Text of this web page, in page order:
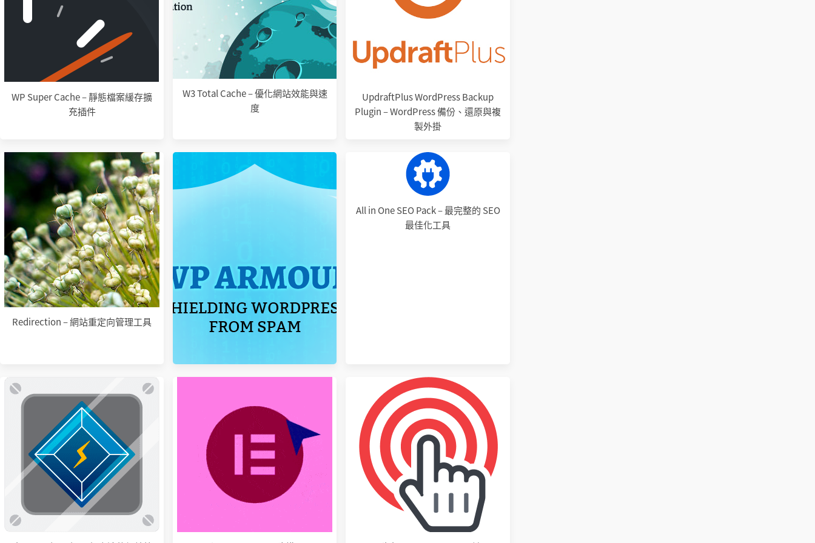
WP Super Cache – 靜態檔案緩存擴
充插件
W3 Total Cache – 優化網站效能與速
度
UpdraftPlus WordPress Backup
Plugin – WordPress 備份、還原與複
製外掛
Redirection – 網站重定向管理工具
Honeypot – 蜂蜜罐防垃圾留言外掛
All in One SEO Pack – 最完整的 SEO
最佳化工具